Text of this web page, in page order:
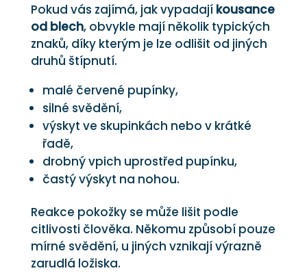
Pokud vás zajímá, jak vypadají kousance
od blech, obvykle mají několik typických
znaků, díky kterým je lze odlišit od jiných
druhů štípnutí.
malé červené pupínky,
silné svědění,
výskyt ve skupinkách nebo v krátké
řadě,
drobný vpich uprostřed pupínku,
častý výskyt na nohou.
Reakce pokožky se může lišit podle
citlivosti člověka. Někomu způsobí pouze
mírné svědění, u jiných vznikají výrazně
zarudlá ložiska.